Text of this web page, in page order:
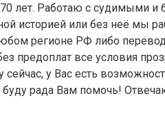
70 лет. Работаю с судимыми и
историей или без неё мы
регионе РФ либо
предоплат все условия
сейчас, у Вас есть
буду рада Вам помочь!